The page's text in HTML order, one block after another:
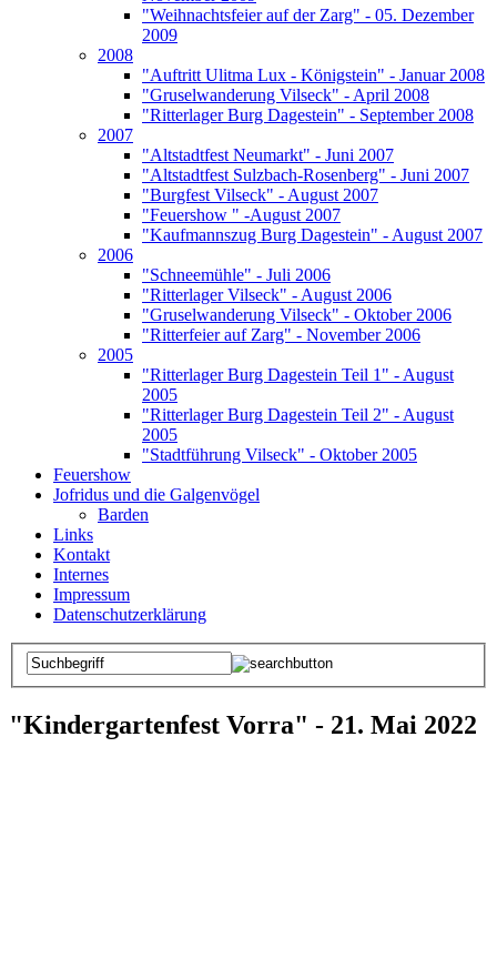
"Weihnachtsfeier auf der Zarg" - 05. Dezember
2009
2008
"Auftritt Ulitma Lux - Königstein" - Januar 2008
"Gruselwanderung Vilseck" - April 2008
"Ritterlager Burg Dagestein" - September 2008
2007
"Altstadtfest Neumarkt" - Juni 2007
"Altstadtfest Sulzbach-Rosenberg" - Juni 2007
"Burgfest Vilseck" - August 2007
"Feuershow " -August 2007
"Kaufmannszug Burg Dagestein" - August 2007
2006
"Schneemühle" - Juli 2006
"Ritterlager Vilseck" - August 2006
"Gruselwanderung Vilseck" - Oktober 2006
"Ritterfeier auf Zarg" - November 2006
2005
"Ritterlager Burg Dagestein Teil 1" - August
2005
"Ritterlager Burg Dagestein Teil 2" - August
2005
"Stadtführung Vilseck" - Oktober 2005
Feuershow
Jofridus und die Galgenvögel
Barden
Links
Kontakt
Internes
Impressum
Datenschutzerklärung
"Kindergartenfest Vorra" - 21. Mai 2022